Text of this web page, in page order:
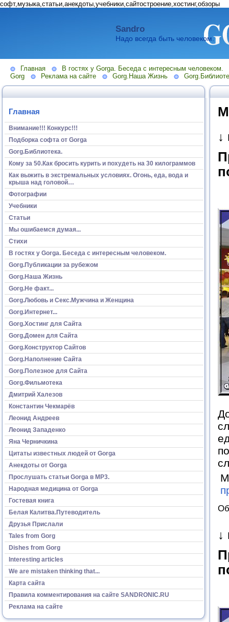
софт,музыка,статьи,анекдоты,учебники,сайтостроение,хостинг,обзоры
Sandro
Надо всегда быть человеком.
Главная
В гостях у Gorga. Беседа с интересным человеком.
Gorg
Реклама на сайте Gorg.Наша Жизнь
Главная
Внимание!!! Конкурс!!!
Подборка софта от Gorga
Gorg.Библиотека.
Кому за 50.Как бросить курить и похудеть на 30 килограммов
Как выжить в экстремальных условиях. Огонь, еда, вода и
крыша над головой…
Фотографии
Учебники
Статьи
Мы ошибаемся думая...
Стихи
В гостях у Gorga. Беседа с интересным человеком.
Gorg.Публикации за рубежом
Gorg.Наша Жизнь
Gorg.Не факт...
Gorg.Любовь и Секс.Мужчина и Женщина
Gorg.Интернет...
Gorg.Хостинг для Сайта
Gorg.Домен для Сайта
Gorg.Конструктор Сайтов
Gorg.Наполнение Сайта
Gorg.Полезное для Сайта
Gorg.Фильмотека
Дмитрий Халезов
Константин Чекмарёв
Леонид Андреев
Леонид Западенко
Яна Черничкина
Цитаты известных людей от Gorga
Анекдоты от Gorga
Прослушать статьи Gorga в МР3.
Народная медицина от Gorga
Гостевая книга
Белая Калитва.Путеводитель
Друзья Прислали
Tales from Gorg
Dishes from Gorg
Interesting articles
We are mistaken thinking that...
Карта сайта
Правила комментирования на сайте SANDRONIC.RU
Реклама на сайте